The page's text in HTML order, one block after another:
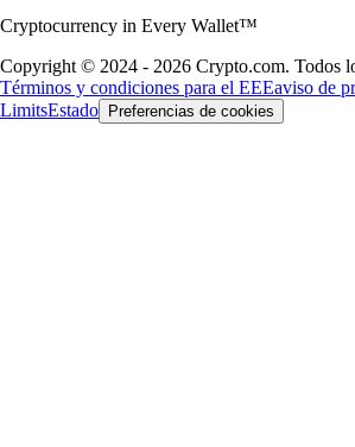
Cryptocurrency in Every Wallet™
Copyright © 2024 - 2026 Crypto.com. Todos
Términos y condiciones para el EEEaviso de
LimitsEstado Preferencias de cookies